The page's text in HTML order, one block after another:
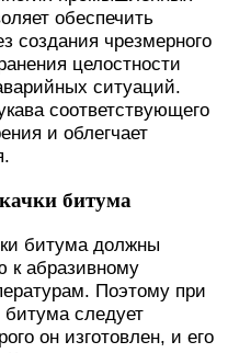
обеспечить
создания чрезмерного
целостности
ситуаций.
соответствующего
и облегчает
битума
битума должны
к абразивному
Поэтому при
битума следует
он изготовлен, и его